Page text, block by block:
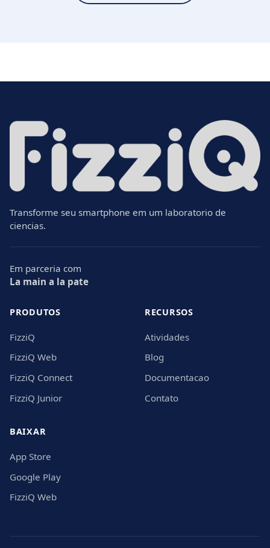
Transforme seu smartphone em um laboratorio de
ciencias.
Em parceria com
La main a la pate
PRODUTOS
FizziQ
FizziQ Web
FizziQ Connect
FizziQ Junior
RECURSOS
Atividades
Blog
Documentacao
Contato
BAIXAR
App Store
Google Play
FizziQ Web